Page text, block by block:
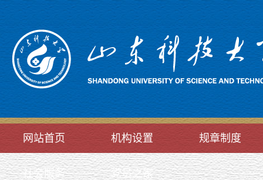
网站首页 机构设置 规章制度
社会服务 党员之家